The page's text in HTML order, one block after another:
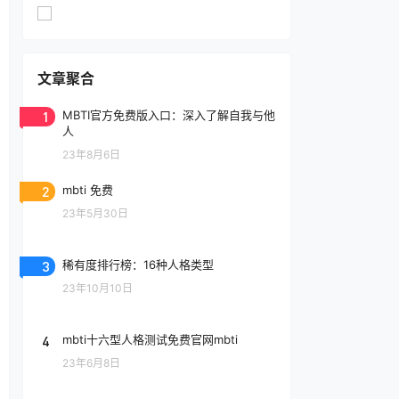
文章聚合
1
MBTI官方免费版入口：深入了解自我与他
人
23年8月6日
2 mbti 免费
23年5月30日
3 稀有度排行榜：16种人格类型
23年10月10日
4 mbti十六型人格测试免费官网mbti
23年6月8日